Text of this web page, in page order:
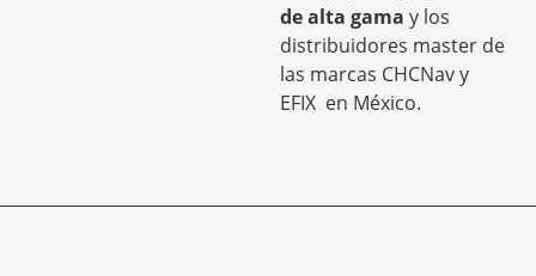
de alta gama y los
distribuidores master de
las marcas CHCNav y
EFIX en México.